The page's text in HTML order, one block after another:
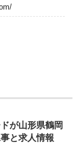
が山形県鶴岡
と求人情報